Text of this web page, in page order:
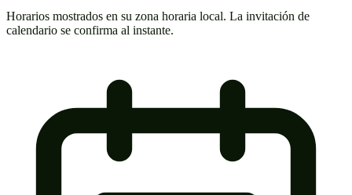
Horarios mostrados en su zona horaria local. La invitación de
calendario se confirma al instante.